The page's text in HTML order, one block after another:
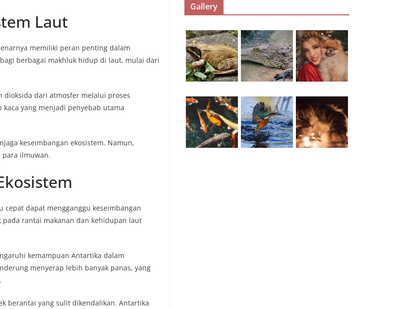
Laut
memiliki peran penting dalam
berbagai makhluk hidup di laut, mulai dari
dari atmosfer melalui proses
yang menjadi penyebab utama
keseimbangan ekosistem. Namun,
ilmuwan.
dapat mengganggu keseimbangan
rantai makanan dan kehidupan laut
kemampuan Antartika dalam
menyerap lebih banyak panas, yang
berantai yang sulit dikendalikan. Antartika
Gallery